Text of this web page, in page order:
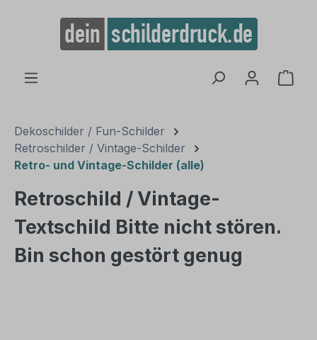
springen
Dekoschilder / Fun-Schilder
Retroschilder / Vintage-Schilder
Retro- und Vintage-Schilder (alle)
Retroschild / Vintage-
Textschild Bitte nicht stören.
Bin schon gestört genug